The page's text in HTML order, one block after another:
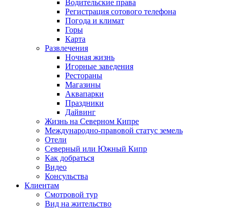
Водительские права
Регистрация сотового телефона
Погода и климат
Горы
Карта
Развлечения
Ночная жизнь
Игорные заведения
Рестораны
Магазины
Аквапарки
Праздники
Дайвинг
Жизнь на Северном Кипре
Международно-правовой статус земель
Отели
Северный или Южный Кипр
Как добраться
Видео
Консульства
Клиентам
Смотровой тур
Вид на жительство